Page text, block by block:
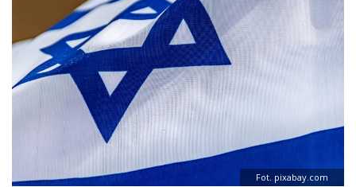
Fot. pixabay.com